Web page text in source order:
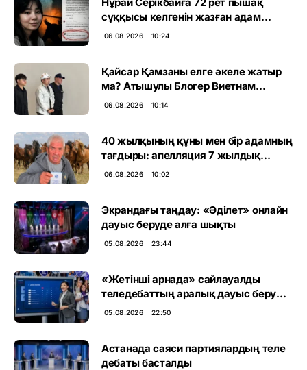
сұққысы келгенін жазған адам
ұсталды
06.08.2026 ∣ 10:24
Қайсар Қамзаны елге әкеле жатыр
ма? Атышулы Блогер Виетнам
әуежайында көзге түсті
06.08.2026 ∣ 10:14
40 жылқының құны мен бір адамның
тағдыры: апелляция 7 жылдық
үкімді бұзды
06.08.2026 ∣ 10:02
Экрандағы таңдау: «Әділет» онлайн
дауыс беруде алға шықты
05.08.2026 ∣ 23:44
«Жетінші арнада» сайлауалды
теледебаттың аралық дауыс беру
нәтижесі жарияланды
05.08.2026 ∣ 22:50
Астанада саяси партиялардың теле
дебаты басталды